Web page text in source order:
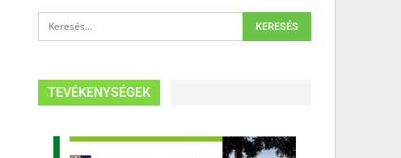
TEVÉKENYSÉGEK